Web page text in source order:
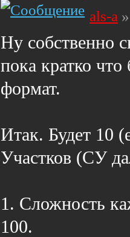
als-a
Ну собственно
пока кратко
формат.
Итак. Будет 10
Участков (СУ
1. Сложность
100.